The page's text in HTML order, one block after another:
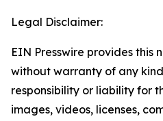
Legal Disclaimer:
EIN Presswire provides this
without warranty of any
responsibility or liability for
images, videos, licenses,